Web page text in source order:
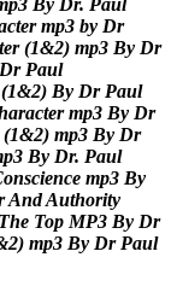
p3 By Dr. Paul
cter mp3 by Dr
ter (1&2) mp3 By Dr
Dr Paul
(1&2) By Dr Paul
aracter mp3 By Dr
(1&2) mp3 By Dr
p3 By Dr. Paul
onscience mp3 By
AndAuthority
The Top MP3 By Dr
2) mp3 By Dr Paul